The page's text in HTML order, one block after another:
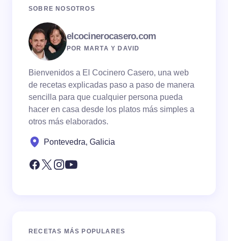
SOBRE NOSOTROS
elcocinerocasero.com
POR MARTA Y DAVID
Bienvenidos a El Cocinero Casero, una web
de recetas explicadas paso a paso de manera
sencilla para que cualquier persona pueda
hacer en casa desde los platos más simples a
otros más elaborados.
Pontevedra, Galicia
RECETAS MÁS POPULARES